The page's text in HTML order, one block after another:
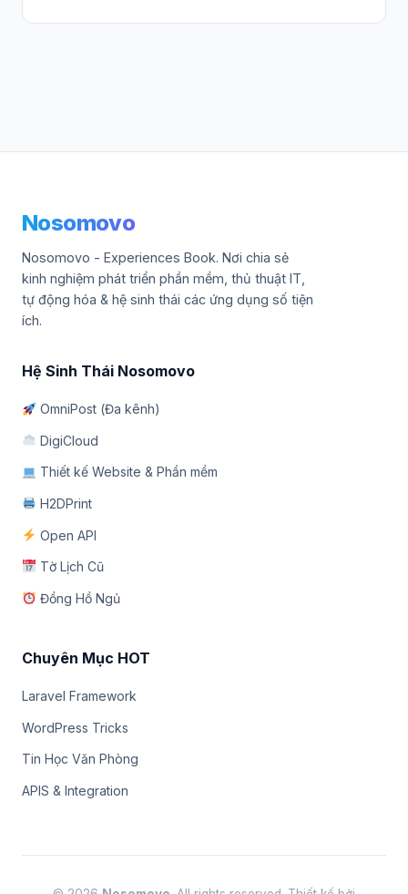
Nosomovo
Nosomovo - Experiences Book. Nơi chia sẻ
kinh nghiệm phát triển phần mềm, thủ thuật IT,
tự động hóa & hệ sinh thái các ứng dụng số tiện
ích.
Hệ Sinh Thái Nosomovo
OmniPost (Đa kênh)
DigiCloud
Thiết kế Website & Phần mềm
H2DPrint
Open API
Tờ Lịch Cũ
Đồng Hồ Ngủ
Chuyên Mục HOT
Laravel Framework
WordPress Tricks
Tin Học Văn Phòng
APIS & Integration